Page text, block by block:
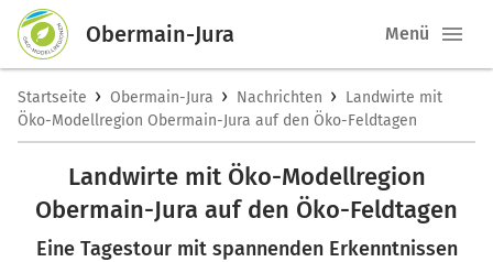
Obermain-Jura Menü
Startseite › Obermain-Jura › Nachrichten › Landwirte mit
Öko-Modellregion Obermain-Jura auf den Öko-Feldtagen
Landwirte mit Öko-Modellregion
Obermain-Jura auf den Öko-Feldtagen
Eine Tagestour mit spannenden Erkenntnissen